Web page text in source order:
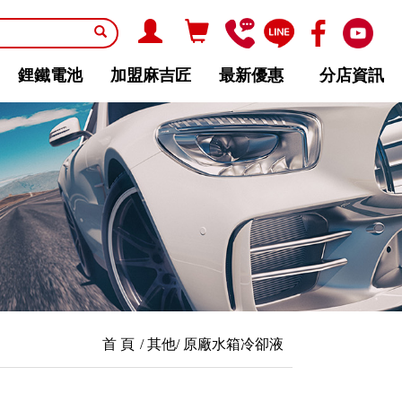
鋰鐵電池 加盟麻吉匠 最新優惠 分店資訊
首 頁 其他 原廠水箱冷卻液